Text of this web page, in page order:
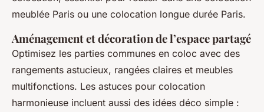
meublée Paris ou une colocation longue durée Paris.
Aménagement et décoration de l’espace partagé
Optimisez les parties communes en coloc avec des
rangements astucieux, rangées claires et meubles
multifonctions. Les astuces pour colocation
harmonieuse incluent aussi des idées déco simple :